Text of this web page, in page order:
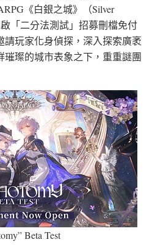
《白銀之城》（Silver
「二分法測試」招募刪檔免付
請玩家化身偵探，深入探索廣袤
璀璨的城市表象之下，重重謎團
Beta Test